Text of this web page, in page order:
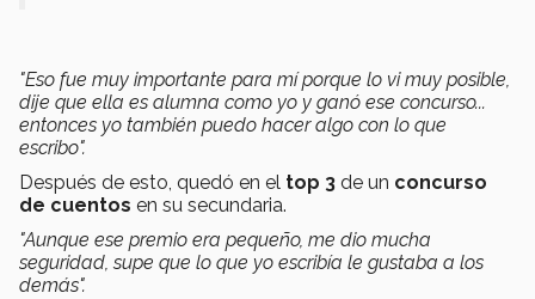
"Eso fue muy importante para mí porque lo vi muy posible,
dije que ella es alumna como yo y ganó ese concurso...
entonces yo también puedo hacer algo con lo que
escribo".
Después de esto, quedó en el top 3 de un concurso
de cuentos en su secundaria.
"Aunque ese premio era pequeño, me dio mucha
seguridad, supe que lo que yo escribía le gustaba a los
demás".